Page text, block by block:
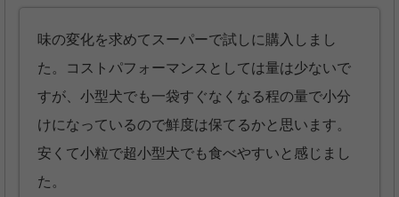
味の変化を求めてスーパーで試しに購入しまし
た。コストパフォーマンスとしては量は少ないで
すが、小型犬でも一袋すぐなくなる程の量で小分
けになっているので鮮度は保てるかと思います。
安くて小粒で超小型犬でも食べやすいと感じまし
た。